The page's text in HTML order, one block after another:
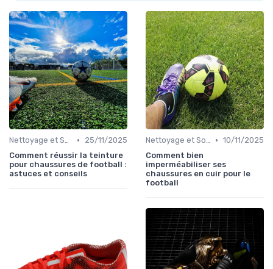
Nettoyage et Soins •
25/11/2025
Comment réussir la teinture
pour chaussures de football :
astuces et conseils
Nettoyage et Soins • 10/11/2025
Comment bien
imperméabiliser ses
chaussures en cuir pour le
football